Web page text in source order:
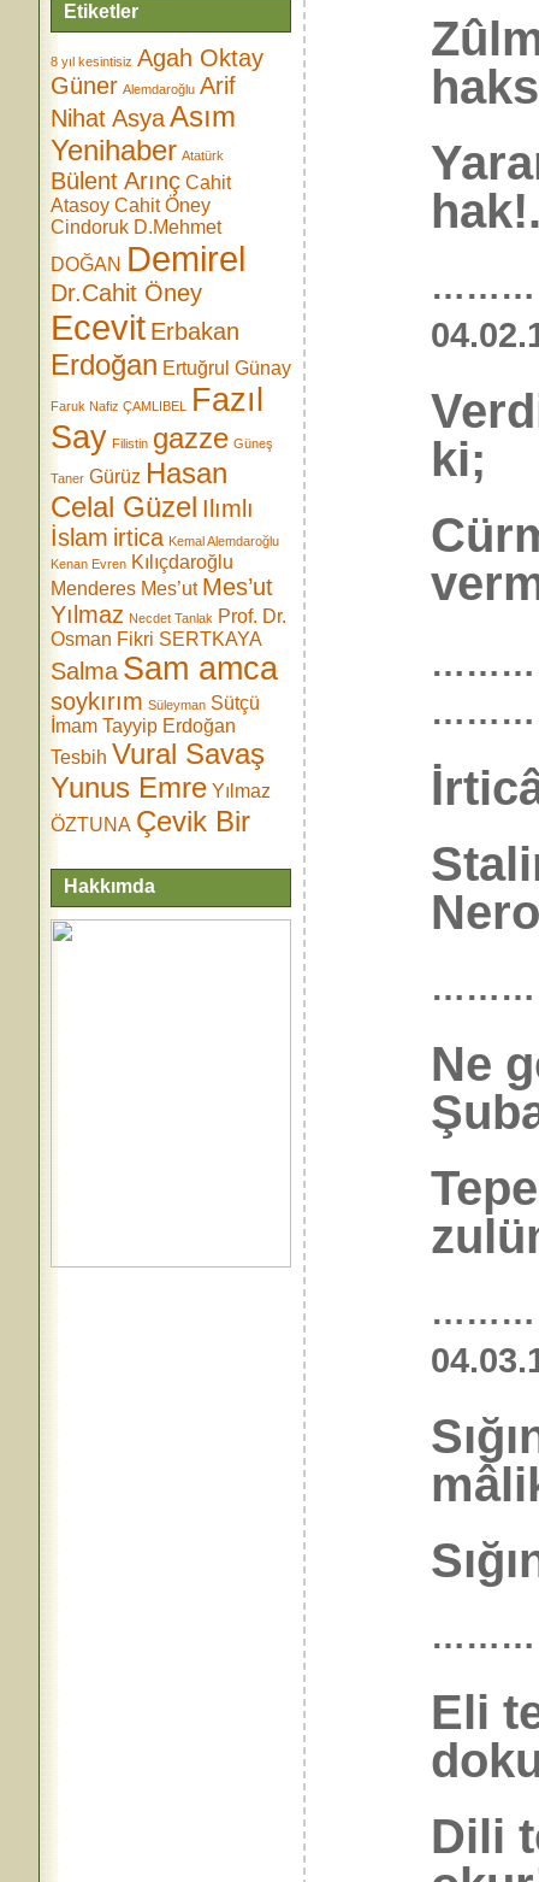
Etiketler
8 yıl kesintisiz Agah Oktay
Güner Alemdaroğlu Arif
Nihat AsyaAsım
Yenihaber Atatürk
Bülent Arınç Cahit
Atasoy Cahit Öney
Cindoruk D.Mehmet
DOĞAN Demirel
Dr.Cahit Öney
Ecevit Erbakan
Erdoğan Ertuğrul Günay
Faruk Nafiz ÇAMLIBEL
Fazıl
Say Filistin gazze Güneş
Taner Gürüz Hasan
Celal Güzel Ilımlı
İslam irtica Kemal Alemdaroğlu
Kenan Evren Kılıçdaroğlu
Menderes Mes’ut Mes’ut
Yılmaz Necdet Tanlak Prof. Dr.
Osman Fikri SERTKAYA
Salma Sam amca
soykırım Süleyman Sütçü
İmam Tayyip Erdoğan
Tesbih Vural Savaş
Yunus Emre Yılmaz
ÖZTUNA Çevik Bir
Hakkımda
ki;
Ne
Eli
Dili